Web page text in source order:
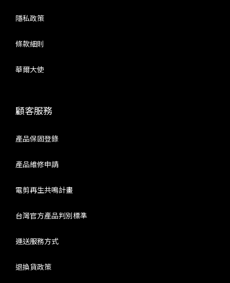
隱私政策
條款細則
華爾大使
顧客服務
產品保固登錄
產品維修申請
電剪再生共鳴計畫
台灣官方產品判別標準
運送服務方式
退換貨政策